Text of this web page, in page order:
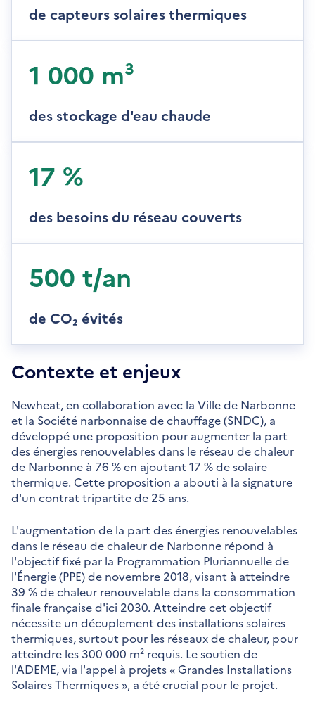
de capteurs solaires thermiques
1 000 m³
des stockage d'eau chaude
17 %
des besoins du réseau couverts
500 t/an
de CO₂ évités
Contexte et enjeux
Newheat, en collaboration avec la Ville de Narbonne
et la Société narbonnaise de chauffage (SNDC), a
développé une proposition pour augmenter la part
des énergies renouvelables dans le réseau de chaleur
de Narbonne à 76 % en ajoutant 17 % de solaire
thermique. Cette proposition a abouti à la signature
d'un contrat tripartite de 25 ans.
L'augmentation de la part des énergies renouvelables
dans le réseau de chaleur de Narbonne répond à
l'objectif fixé par la Programmation Pluriannuelle de
l'Énergie (PPE) de novembre 2018, visant à atteindre
39 % de chaleur renouvelable dans la consommation
finale française d'ici 2030. Atteindre cet objectif
nécessite un décuplement des installations solaires
thermiques, surtout pour les réseaux de chaleur, pour
atteindre les 300 000 m² requis. Le soutien de
l'ADEME, via l'appel à projets « Grandes Installations
Solaires Thermiques », a été crucial pour le projet.